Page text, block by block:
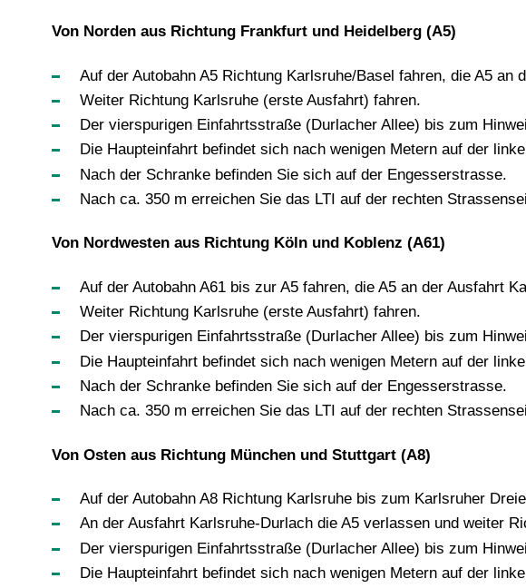
Von Norden aus Richtung Frankfurt und Heidelberg (A5)
Auf der Autobahn A5 Richtung Karlsruhe/Basel fahren, die A5 an
Weiter Richtung Karlsruhe (erste Ausfahrt) fahren.
Der vierspurigen Einfahrtsstraße (Durlacher Allee) bis zum
Die Haupteinfahrt befindet sich nach wenigen Metern auf der
Nach der Schranke befinden Sie sich auf der Engesserstrasse.
Nach ca. 350 m erreichen Sie das LTI auf der rechten
Von Nordwesten aus Richtung Köln und Koblenz (A61)
Auf der Autobahn A61 bis zur A5 fahren, die A5 an der Ausfahrt
Weiter Richtung Karlsruhe (erste Ausfahrt) fahren.
Der vierspurigen Einfahrtsstraße (Durlacher Allee) bis zum
Die Haupteinfahrt befindet sich nach wenigen Metern auf der
Nach der Schranke befinden Sie sich auf der Engesserstrasse.
Nach ca. 350 m erreichen Sie das LTI auf der rechten
Von Osten aus Richtung München und Stuttgart (A8)
Auf der Autobahn A8 Richtung Karlsruhe bis zum Karlsruher
An der Ausfahrt Karlsruhe-Durlach die A5 verlassen und weiter
Der vierspurigen Einfahrtsstraße (Durlacher Allee) bis zum
Die Haupteinfahrt befindet sich nach wenigen Metern auf der